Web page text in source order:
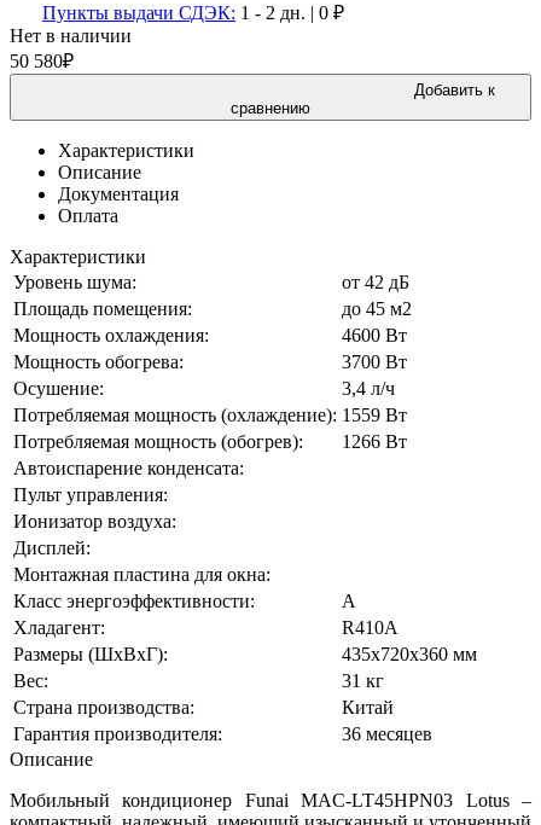
Пункты выдачи СДЭК: 1 - 2 дн. | 0 ₽
Нет в наличии
50 580₽
Добавить к
сравнению
Характеристики
Описание
Документация
Оплата
Характеристики
Уровень шума:
от 42 дБ
Площадь помещения:
до 45 м2
Мощность охлаждения:
4600 Вт
Мощность обогрева:
3700 Вт
Осушение:
3,4 л/ч
Потребляемая мощность (охлаждение): 1559 Вт
Потребляемая мощность (обогрев):
1266 Вт
Автоиспарение конденсата:
Пульт управления:
Ионизатор воздуха:
Дисплей:
Монтажная пластина для окна:
Класс энергоэффективности:
А
Хладагент:
R410A
Размеры (ШхВхГ):
435х720х360 мм
Вес:
31 кг
Страна производства:
Китай
Гарантия производителя:
36 месяцев
Описание
Мобильный кондиционер Funai MAC-LT45HPN03 Lotus –